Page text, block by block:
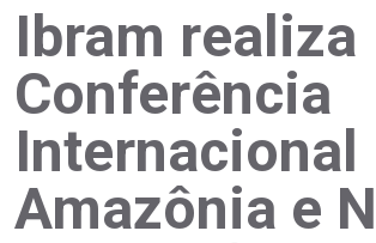
Ibram realiza
Conferência
Internacional
Amazônia e